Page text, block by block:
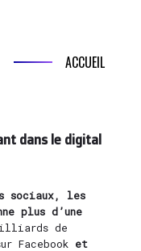
ACCUEIL
dans le digital
sociaux, les
plus d’une
de
Facebook et